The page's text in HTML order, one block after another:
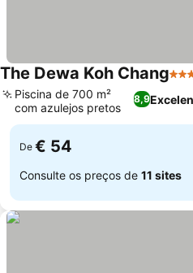
The Dewa Koh Chang4
8,9
Piscina de 700 m²
com azulejos pretos
De € 54
Consulte os preços de 11 sites